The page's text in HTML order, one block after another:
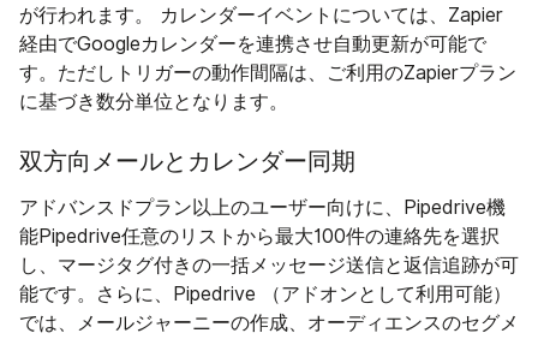
が行われます。 カレンダーイベントについては、Zapier
経由でGoogleカレンダーを連携させ自動更新が可能で
す。ただしトリガーの動作間隔は、ご利用のZapierプラン
に基づき数分単位となります。
双方向メールとカレンダー同期
アドバンスドプラン以上のユーザー向けに、Pipedrive機
能Pipedrive任意のリストから最大100件の連絡先を選択
し、マージタグ付きの一括メッセージ送信と返信追跡が可
能です。さらに、Pipedrive （アドオンとして利用可能）
では、メールジャーニーの作成、オーディエンスのセグメ